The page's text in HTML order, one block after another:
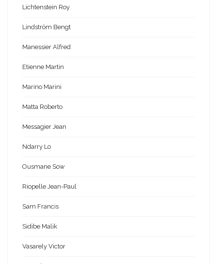
Lichtenstein Roy
Lindström Bengt
Manessier Alfred
Etienne Martin
Marino Marini
Matta Roberto
Messagier Jean
Ndarry Lo
Ousmane Sow
Riopelle Jean-Paul
Sam Francis
Sidibe Malik
Vasarely Victor